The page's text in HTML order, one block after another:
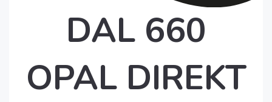
DAL 660
OPAL DIREKT